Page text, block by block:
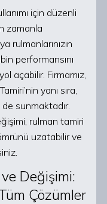
için düzenli
zamanla
rulmanlarınızın
performansını
açabilir. Firmamız,
yanı sıra,
sunmaktadır.
rulman tamiri
uzatabilir ve
Değişimi:
Çözümler